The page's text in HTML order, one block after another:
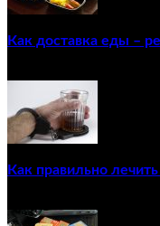
Как доставка еды –
Как правильно